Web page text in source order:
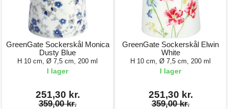
GreenGate Sockerskål Monica
Dusty Blue
H 10 cm, Ø 7,5 cm, 200 ml
I lager
251,30 kr.
359,00 kr.
GreenGate Sockerskål Elwin
White
H 10 cm, Ø 7,5 cm, 200 ml
I lager
251,30 kr.
359,00 kr.